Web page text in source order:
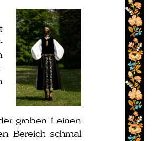
gro­ben Leinen
Bereich schmal